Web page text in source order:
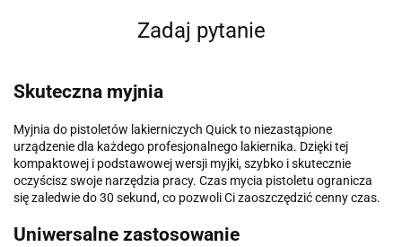
Zadaj pytanie
Skuteczna myjnia
Myjnia do pistoletów lakierniczych Quick to niezastąpione
urządzenie dla każdego profesjonalnego lakiernika. Dzięki tej
kompaktowej i podstawowej wersji myjki, szybko i skutecznie
oczyścisz swoje narzędzia pracy. Czas mycia pistoletu ogranicza
się zaledwie do 30 sekund, co pozwoli Ci zaoszczędzić cenny czas.
Uniwersalne zastosowanie